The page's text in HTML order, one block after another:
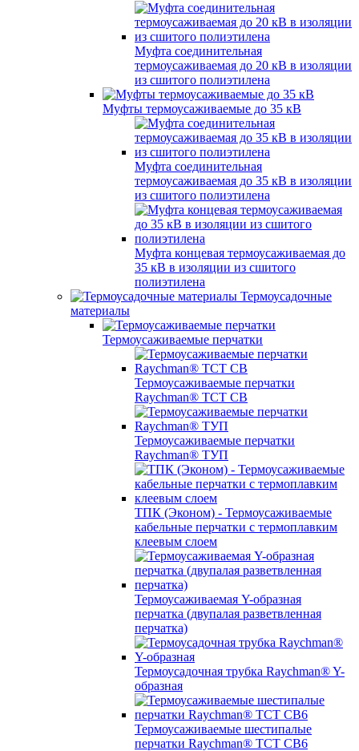
Муфта соединительная
термоусаживаемая до 20 кВ в изоляции
из сшитого полиэтилена
Муфты термоусаживаемые до 35 кВ
Муфта соединительная
термоусаживаемая до 35 кВ в изоляции
из сшитого полиэтилена
Муфта концевая термоусаживаемая до
35 кВ в изоляции из сшитого
полиэтилена
Термоусадочные
материалы
Термоусаживаемые перчатки
Термоусаживаемые перчатки
Raychman® TCT CB
Термоусаживаемые перчатки
Raychman® ТУП
ТПК (Эконом) - Термоусаживаемые
кабельные перчатки с термоплавким
клеевым слоем
Термоусаживаемая Y-образная
перчатка (двупалая разветвленная
перчатка)
Термоусадочная трубка Raychman® Y-
образная
Термоусаживаемые шестипалые
перчатки Raychman® ТСТ СВ6